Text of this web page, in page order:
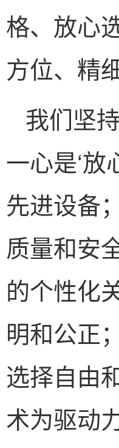
格、放心
方位、精
我们坚
一心是‘
先进设备
质量和安
的个性化
明和公正
选择自由
术为驱动